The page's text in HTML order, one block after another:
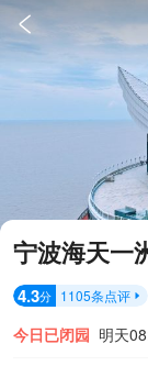

宁波海天一
4.3分 1105条点评 
今日已闭园